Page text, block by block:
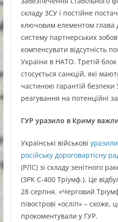
складу ЗСУ і постійне
ключовим елементом глава
систему партнерських
компенсувати відсутність
України в НАТО. Третій блок
стосується санкцій, які
частиною гарантій безпеки
реагування на потенційні
ГУР уразило в Криму
Українські військові уразили
російську дороговартісну
(РЛС) зі складу зенітного
(ЗРК С-400 Тріумф.). Це
28 серпня. «Черговий
півострові «осліп» – схоже,
прокоментували у ГУР.